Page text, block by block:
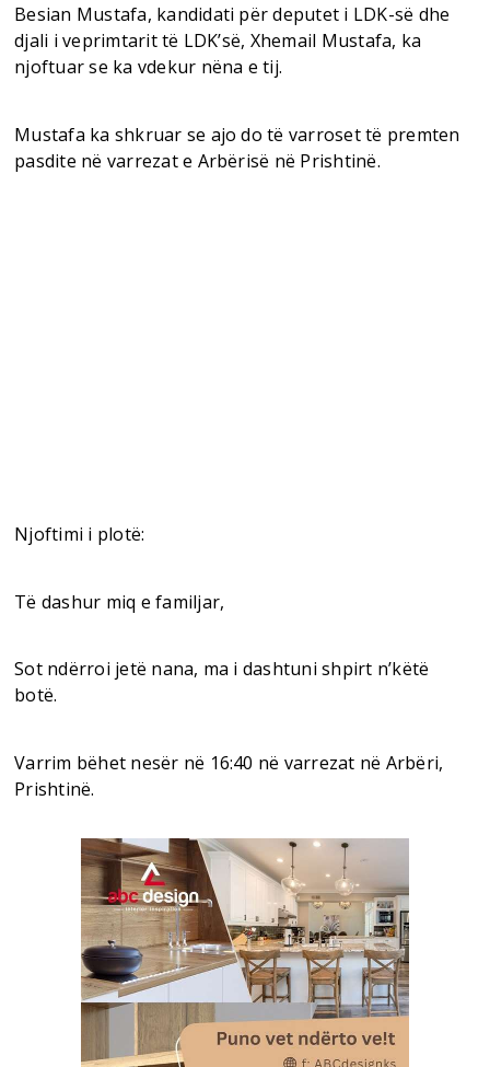
Besian Mustafa, kandidati për deputet i LDK-së dhe
djali i veprimtarit të LDK’së, Xhemail Mustafa, ka
njoftuar se ka vdekur nëna e tij.
Mustafa ka shkruar se ajo do të varroset të premten
pasdite në varrezat e Arbërisë në Prishtinë.
Njoftimi i plotë:
Të dashur miq e familjar,
Sot ndërroi jetë nana, ma i dashtuni shpirt n’këtë
botë.
Varrim bëhet nesër në 16:40 në varrezat në Arbëri,
Prishtinë.